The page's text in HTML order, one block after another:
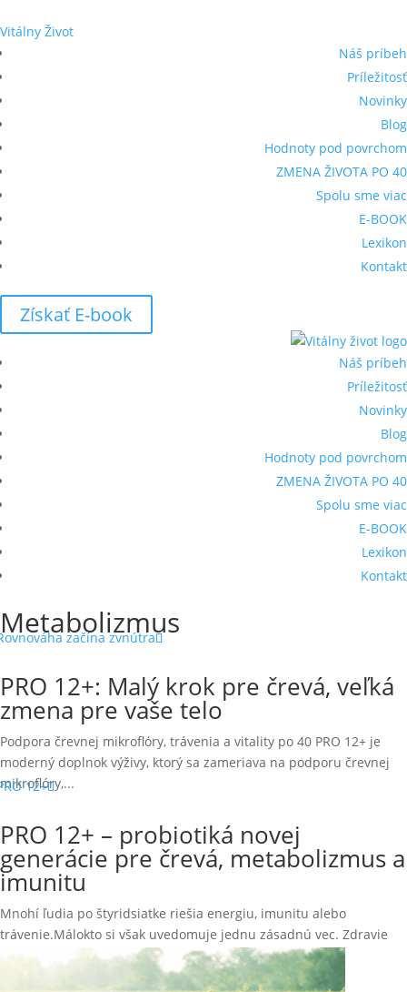
Vitálny Život
Náš príbeh
Príležitosť
Novinky
Blog
Hodnoty pod povrchom
ZMENA ŽIVOTA PO 40
Spolu sme viac
E-BOOK
Lexikon
Kontakt
Získať E-book
Náš príbeh
Príležitosť
Novinky
Blog
Hodnoty pod povrchom
ZMENA ŽIVOTA PO 40
Spolu sme viac
E-BOOK
Lexikon
Kontakt
Metabolizmus
PRO 12+: Malý krok pre črevá, veľká
zmena pre vaše telo
Podpora črevnej mikroflóry, trávenia a vitality po 40 PRO 12+ je
moderný doplnok výživy, ktorý sa zameriava na podporu črevnej
mikroflóry,...
PRO 12+ – probiotiká novej
generácie pre črevá, metabolizmus a
imunitu
Mnohí ľudia po štyridsiatke riešia energiu, imunitu alebo
trávenie.Málokto si však uvedomuje jednu zásadnú vec. Zdravie
celého organizmu...